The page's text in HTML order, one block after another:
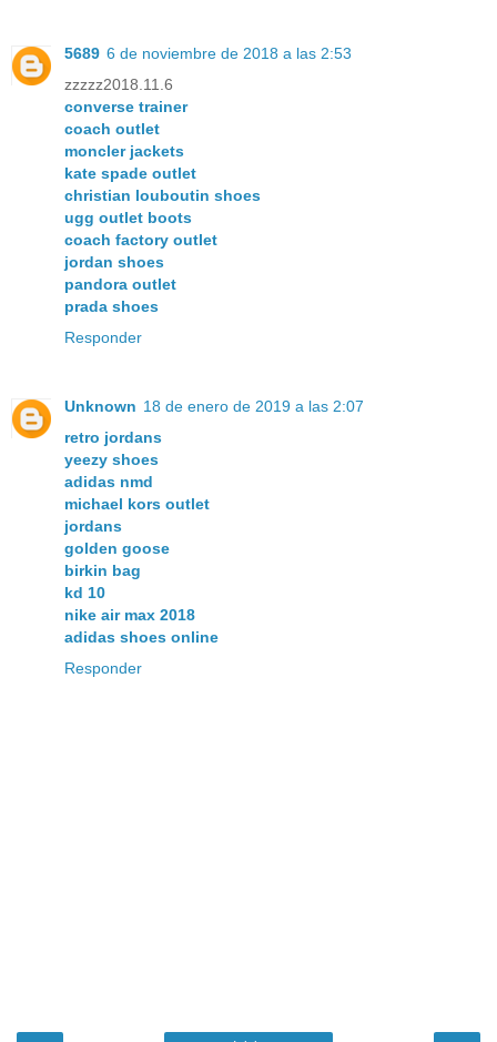
5689 6 de noviembre de 2018 a las 2:53
zzzzz2018.11.6
converse trainer
coach outlet
moncler jackets
kate spade outlet
christian louboutin shoes
ugg outlet boots
coach factory outlet
jordan shoes
pandora outlet
prada shoes
Responder
Unknown 18 de enero de 2019 a las 2:07
retro jordans
yeezy shoes
adidas nmd
michael kors outlet
jordans
golden goose
birkin bag
kd 10
nike air max 2018
adidas shoes online
Responder